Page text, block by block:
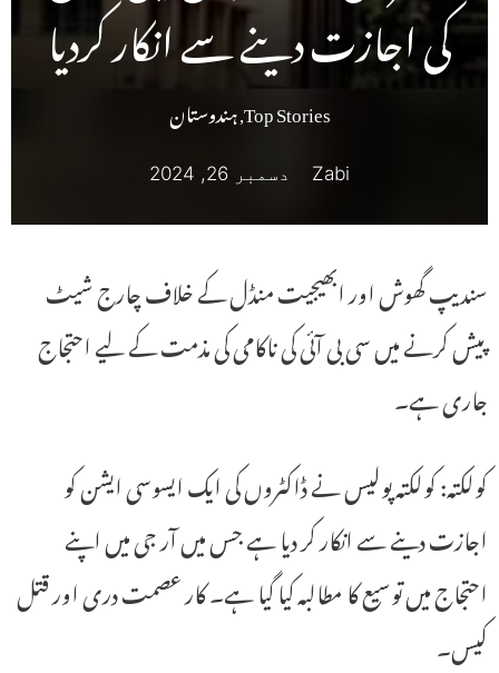
کی اجازت دینے سے انکار کردیا
Top Stories
,ہندوستان
Zabi دسمبر 26, 2024
سندیپ گھوش اور ابھیجیت منڈل کے خلاف چارج شیٹ
پیش کرنے میں سی بی آئی کی ناکامی کی مذمت کے لیے احتجاج
جاری ہے۔
کولکتہ: کولکتہ پولیس نے ڈاکٹروں کی ایک ایسوسی ایشن کو
اجازت دینے سے انکار کر دیا ہے جس میں آر جی میں اپنے
احتجاج میں توسیع کا مطالبہ کیا گیا ہے۔ کار عصمت دری اور قتل
کیس۔